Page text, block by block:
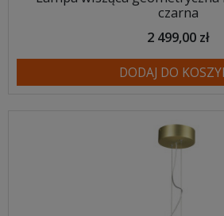
czarna
2 499,00 zł
DODAJ DO